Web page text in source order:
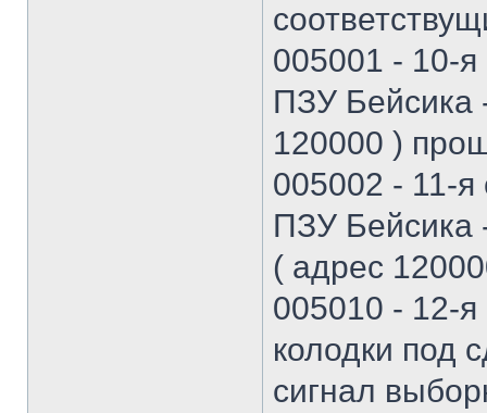
005001 - 10-
ПЗУ Бейсика
120000 )
005002 - 11-
ПЗУ Бейсика
( адрес
005010 - 12-
колодки под
сигнал